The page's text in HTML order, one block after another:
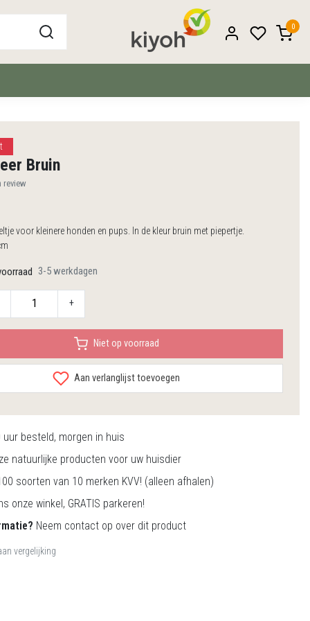
0
Bruin
review
voor kleinere honden en pups. In de kleur bruin met piepertje.
3-5 werkdagen
+
Niet op voorraad
Aan verlanglijst toevoegen
uur besteld, morgen in huis
natuurlijke producten voor uw huisdier
soorten van 10 merken KVV! (alleen afhalen)
onze winkel, GRATIS parkeren!
Neem contact op over dit product
vergelijking